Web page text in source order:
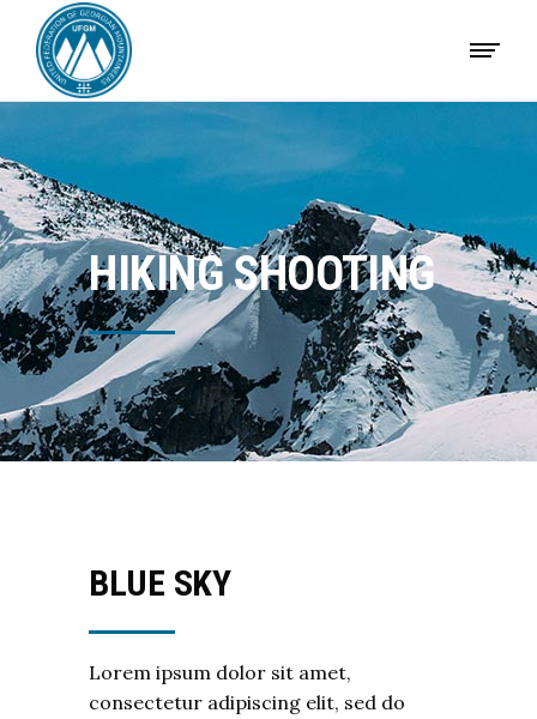
HIKING SHOOTING
BLUE SKY
Lorem ipsum dolor sit amet,
consectetur adipiscing elit, sed do